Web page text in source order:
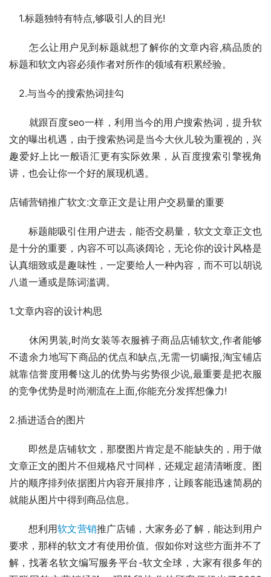
1.标题独特有特点,够吸引人的目光!
怎么让用户见到标题就想了解你的文章内容,稿品质的
标题和软文內容必须作者对所作的领域有积累经验。
2.与当今的搜索热词挂勾
就跟百度seo一样，利用当今的用户搜索热词，提升软
文的曝出机遇，由于搜索热词是当今大伙儿较为重视的，兴
趣爱好上比一般语汇更有实际效果，从百度搜索引擎视角
讲，也会让你一个好的展现机遇。
店铺营销推广软文:文章正文是让用户交易量的重要
标题能吸引住用户进去，能否交易量，软文文章正文也
是十分的重要，內容不可以高谈阔论，无论你的设计风格是
认真细致或是趣味性，一定要给人一种內容，而不可以胡说
八道一通或是陈词滥调。
1.文章内容的设计构思
休闲男装,时尚女装等衣服裤子商品店铺软文,作者能够
不遗余力地写下商品的优点和缺点,无需一切瞒报,淘宝铺店
就靠信誉度用餐!这儿的优势与劣势很少说,最重要是把衣服
的竞争优势是时尚潮流在上面,你能充分发挥想像力!
2.插进适合的图片
即然是店铺软文，那麼图片肯定是不能缺失的，用于做
文章正文的图片不但规格尺寸同样，还规定超清清晰度。图
片的顺序排列依据图片內容开展排序，让顾客能迅速简易的
就能从图片中得到商品信息。
想利用软文营销推广店铺，大家务必了解，能达到用户
要求，那样的软文才有使用价值。假如你对这些方面并不了
解，找著名软文编写服务平台-软文全球，大家有很多年的